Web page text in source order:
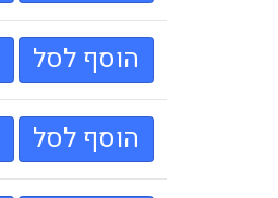
הוסף לסל
הוסף לסל